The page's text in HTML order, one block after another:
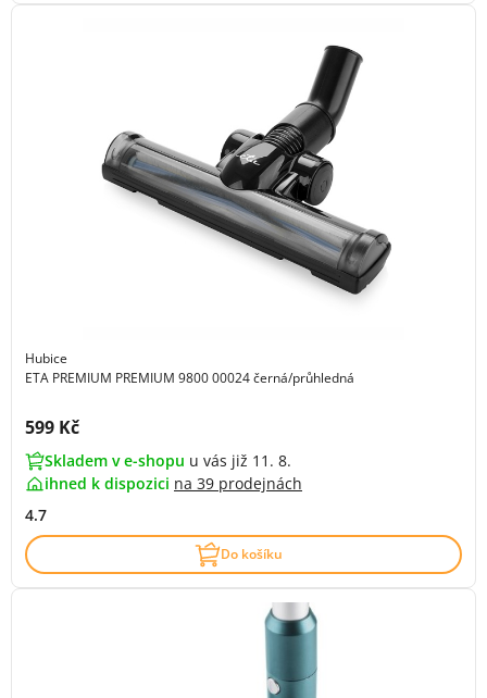
Hubice
ETA PREMIUM PREMIUM 9800 00024 černá/průhledná
Cena s DPH:
599 Kč
Skladem v e-shopu u vás již 11. 8.
ihned k dispozici na 39 prodejnách
4.7
Do košíku